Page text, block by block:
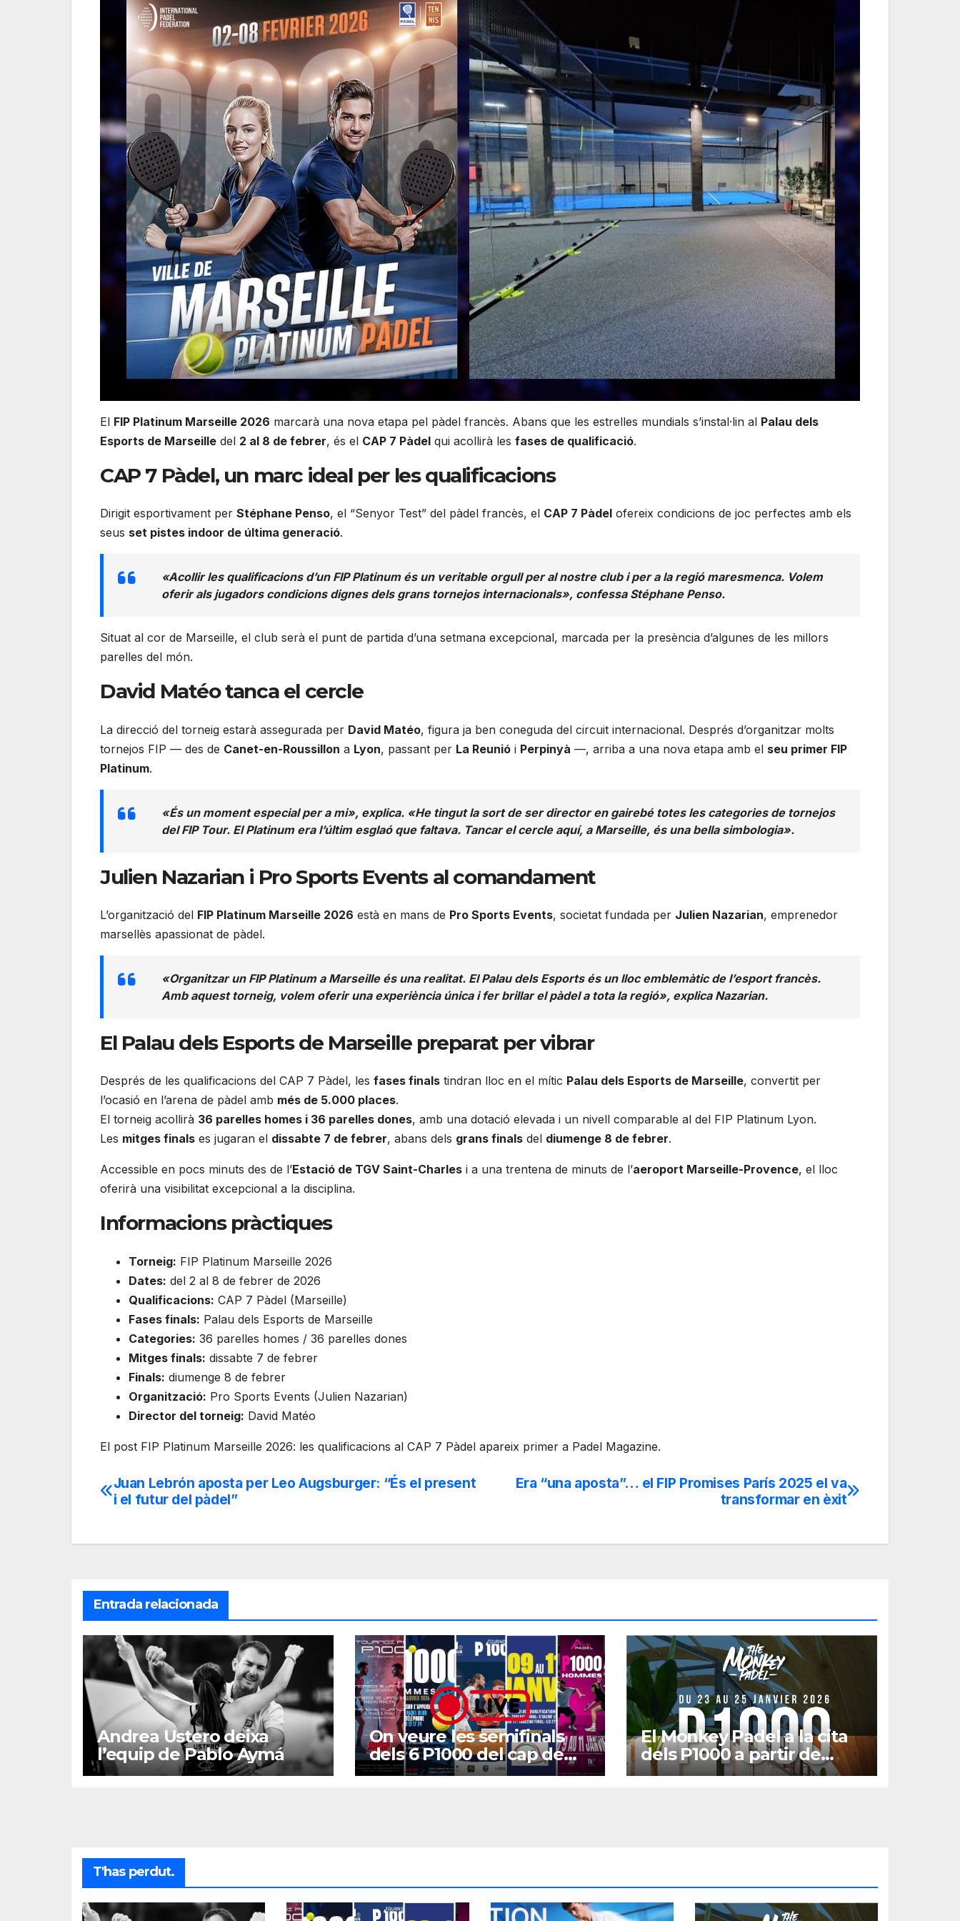
El FIP Platinum Marseille 2026 marcarà una nova etapa pel pàdel francès. Abans que les estrelles mundials s’instal·lin al Palau dels
Esports de Marseille del 2 al 8 de febrer, és el CAP 7 Pàdel qui acollirà les fases de qualificació.
CAP 7 Pàdel, un marc ideal per les qualificacions
Dirigit esportivament per Stéphane Penso, el “Senyor Test” del pàdel francès, el CAP 7 Pàdel ofereix condicions de joc perfectes amb els
seus set pistes indoor de última generació.
«Acollir les qualificacions d’un FIP Platinum és un veritable orgull per al nostre club i per a la regió maresmenca. Volem
oferir als jugadors condicions dignes dels grans tornejos internacionals», confessa Stéphane Penso.
Situat al cor de Marseille, el club serà el punt de partida d’una setmana excepcional, marcada per la presència d’algunes de les millors
parelles del món.
David Matéo tanca el cercle
La direcció del torneig estarà assegurada per David Matéo, figura ja ben coneguda del circuit internacional. Després d’organitzar molts
tornejos FIP — des de Canet-en-Roussillon a Lyon, passant per La Reunió i Perpinyà —, arriba a una nova etapa amb el seu primer FIP
Platinum.
«És un moment especial per a mi», explica. «He tingut la sort de ser director en gairebé totes les categories de tornejos
del FIP Tour. El Platinum era l’últim esglaó que faltava. Tancar el cercle aquí, a Marseille, és una bella simbologia».
Julien Nazarian i Pro Sports Events al comandament
L’organització del FIP Platinum Marseille 2026 està en mans de Pro Sports Events, societat fundada per Julien Nazarian, emprenedor
marsellès apassionat de pàdel.
«Organitzar un FIP Platinum a Marseille és una realitat. El Palau dels Esports és un lloc emblemàtic de l’esport francès.
Amb aquest torneig, volem oferir una experiència única i fer brillar el pàdel a tota la regió», explica Nazarian.
El Palau dels Esports de Marseille preparat per vibrar
Després de les qualificacions del CAP 7 Pàdel, les fases finals tindran lloc en el mític Palau dels Esports de Marseille, convertit per
l’ocasió en l’arena de pàdel amb més de 5.000 places.
El torneig acollirà 36 parelles homes i 36 parelles dones, amb una dotació elevada i un nivell comparable al del FIP Platinum Lyon.
Les mitges finals es jugaran el dissabte 7 de febrer, abans dels grans finals del diumenge 8 de febrer.
Accessible en pocs minuts des de l’Estació de TGV Saint-Charles i a una trentena de minuts de l’aeroport Marseille-Provence, el lloc
oferirà una visibilitat excepcional a la disciplina.
Informacions pràctiques
Torneig: FIP Platinum Marseille 2026
Dates: del 2 al 8 de febrer de 2026
Qualificacions: CAP 7 Pàdel (Marseille)
Fases finals: Palau dels Esports de Marseille
Categories: 36 parelles homes / 36 parelles dones
Mitges finals: dissabte 7 de febrer
Finals: diumenge 8 de febrer
Organització: Pro Sports Events (Julien Nazarian)
Director del torneig: David Matéo
El post FIP Platinum Marseille 2026: les qualificacions al CAP 7 Pàdel apareix primer a Padel Magazine.
Navegación
entradas
Era “una aposta”… el FIP Promises París 2025 el va
transformar en èxit
Juan Lebrón aposta per Leo Augsburger: “És el present
i el futur del pàdel”
Entrada relacionada
Andrea Ustero deixa
l’equip de Pablo Aymá
On veure les semifinals
dels 6 P1000 del cap de
setmana?
El Monkey Padel a la cita
dels P1000 a partir de
gener
T'has perdut.